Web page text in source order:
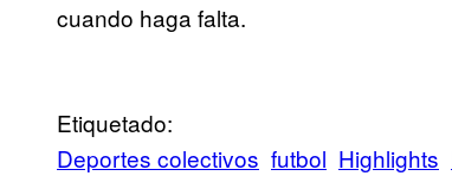
cuando haga falta.
Etiquetado:
Deportes colectivos futbol Highlights